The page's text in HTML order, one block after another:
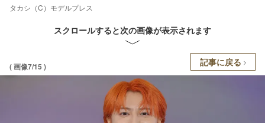
タカシ（C）モデルプレス
スクロールすると次の画像が表示されます
( 画像7/15 ) 記事に戻る